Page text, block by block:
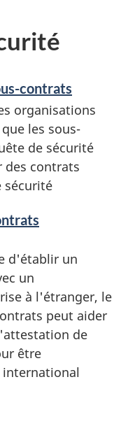
contrats
organisations
les sous-
de sécurité
des contrats
sécurité
d'établir un
un
à l'étranger, le
peut aider
de
être